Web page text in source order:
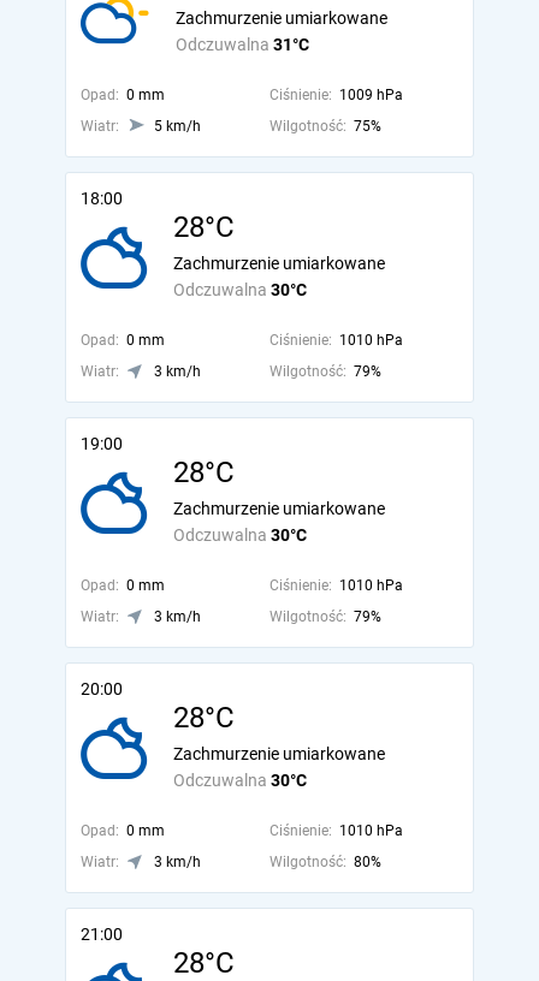
Odczuwalna 31°C
Zachmurzenie umiarkowane
Opad: 0 mm Ciśnienie: 1009 hPa
Wiatr:
5 km/h Wilgotność: 75%
18:00
28°C
Odczuwalna 30°C
Zachmurzenie umiarkowane
Opad: 0 mm Ciśnienie: 1010 hPa
Wiatr:
3 km/h Wilgotność: 79%
19:00
28°C
Odczuwalna 30°C
Zachmurzenie umiarkowane
Opad: 0 mm Ciśnienie: 1010 hPa
Wiatr:
3 km/h Wilgotność: 79%
20:00
28°C
Odczuwalna 30°C
Zachmurzenie umiarkowane
Opad: 0 mm Ciśnienie: 1010 hPa
Wiatr:
3 km/h Wilgotność: 80%
21:00
28°C